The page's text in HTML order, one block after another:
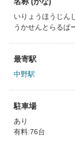
いりょうほうじん
うかせんとらるぱ
最寄駅
中野駅
駐車場
あり
有料:76台